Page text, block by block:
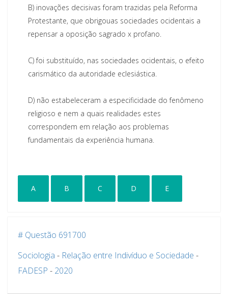
B) inovações decisivas foram trazidas pela Reforma
Protestante, que obrigouas sociedades ocidentais a
repensar a oposição sagrado x profano.
C) foi substituído, nas sociedades ocidentais, o efeito
carismático da autoridade eclesiástica.
D) não estabeleceram a especificidade do fenômeno
religioso e nem a quais realidades estes
correspondem em relação aos problemas
fundamentais da experiência humana.
A B C D E
# Questão 691700
Sociologia - Relação entre Indivíduo e Sociedade -
FADESP - 2020